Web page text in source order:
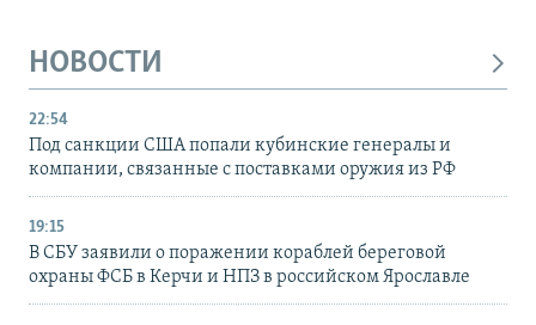
НОВОСТИ
22:54
Под санкции США попали кубинские генералы и
компании, связанные с поставками оружия из РФ
19:15
В СБУ заявили о поражении кораблей береговой
охраны ФСБ в Керчи и НПЗ в российском Ярославле